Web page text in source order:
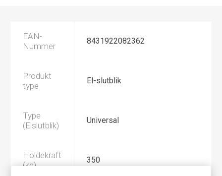
EAN-
Nummer
8431922082362
Produkt
type
El-slutblik
Type
(Elslutblik)
Universal
Holdekraft
(kg)
350